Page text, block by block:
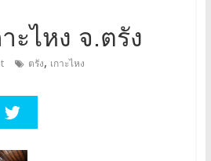
ะไหง จ.ตรัง
ตรัง, เกาะไหง